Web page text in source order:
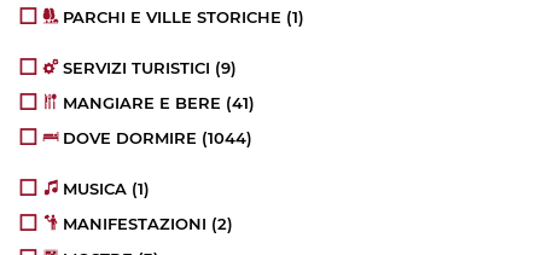
PARCHI E VILLE STORICHE (1)
SERVIZI TURISTICI (9)
MANGIARE E BERE (41)
DOVE DORMIRE (1044)
MUSICA (1)
MANIFESTAZIONI (2)